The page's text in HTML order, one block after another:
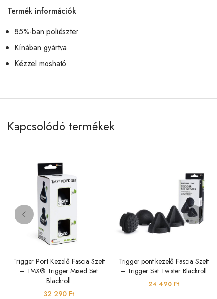
Termék információk
85%-ban poliészter
Kínában gyártva
Kézzel mosható
Kapcsolódó termékek
Trigger Pont Kezelő Fascia Szett
– TMX® Trigger Mixed Set
Blackroll
32 290 Ft
Trigger pont kezelő Fascia Szett
– Trigger Set Twister Blackroll
24 490 Ft